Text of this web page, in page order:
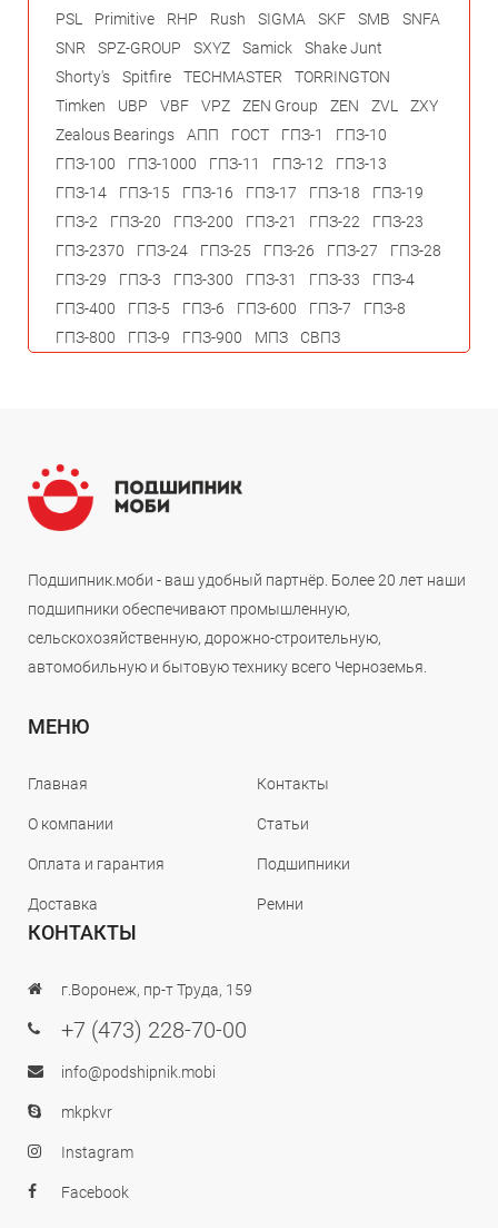
PSL
Primitive RHP Rush SIGMA SKF SMB
SNFA
SNR
SPZ-GROUP SXYZ Samick
Shake Junt
Shorty's
Spitfire TECHMASTER
TORRINGTON
Timken
UBP VBF VPZ ZEN Group ZEN ZVL
ZXY
Zealous Bearings
АПП ГОСТ ГПЗ-1
ГПЗ-10
ГПЗ-100
ГПЗ-1000 ГПЗ-11 ГПЗ-12
ГПЗ-13
ГПЗ-14
ГПЗ-15 ГПЗ-16 ГПЗ-17 ГПЗ-18
ГПЗ-19
ГПЗ-2
ГПЗ-20 ГПЗ-200 ГПЗ-21 ГПЗ-22
ГПЗ-23
ГПЗ-2370
ГПЗ-24 ГПЗ-25 ГПЗ-26 ГПЗ-27
ГПЗ-28
ГПЗ-29
ГПЗ-3 ГПЗ-300 ГПЗ-31 ГПЗ-33
ГПЗ-4
ГПЗ-400
ГПЗ-5 ГПЗ-6 ГПЗ-600 ГПЗ-7
ГПЗ-8
ГПЗ-800
ГПЗ-9 ГПЗ-900 МПЗ СВПЗ
Подшипник.моби - ваш удобный партнёр. Более 20 лет наши
подшипники обеспечивают промышленную,
сельскохозяйственную, дорожно-строительную,
автомобильную и бытовую технику всего Черноземья.
МЕНЮ
Главная
О компании
Оплата и гарантия
Доставка
Контакты
Статьи
Подшипники
Ремни
КОНТАКТЫ
г.Воронеж, пр-т Труда, 159
+7 (473) 228-70-00
info@podshipnik.mobi
mkpkvr
Instagram
Facebook